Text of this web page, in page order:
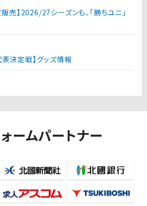
売】2026/27シーズンも、「勝ちユニ」
決定戦】グッズ情報
ームパートナー